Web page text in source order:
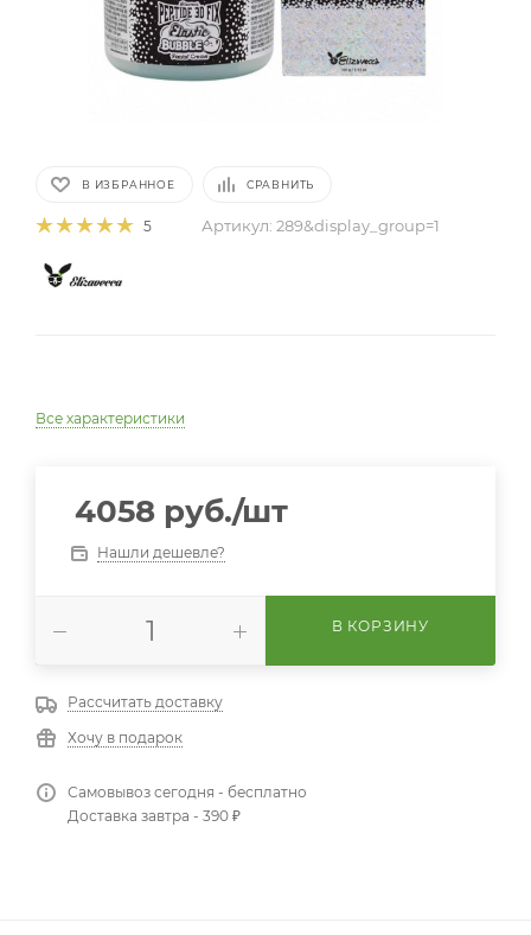
В ИЗБРАННОЕ СРАВНИТЬ
5 Артикул: 289&display_group=1
Все характеристики
4058 руб./шт
Нашли дешевле?
В КОРЗИНУ
Рассчитать доставку
Хочу в подарок
Самовывоз сегодня - бесплатно
Доставка завтра - 390 ₽